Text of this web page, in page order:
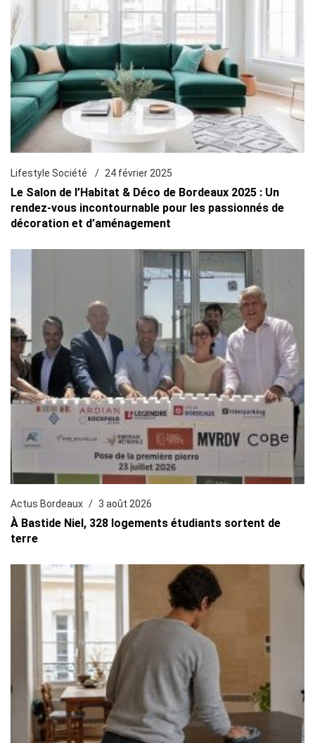
Lifestyle Société 24 février 2025
Le Salon de l’Habitat & Déco de Bordeaux 2025 : Un
rendez-vous incontournable pour les passionnés de
décoration et d’aménagement
Actus Bordeaux 3 août 2026
À Bastide Niel, 328 logements étudiants sortent de
terre